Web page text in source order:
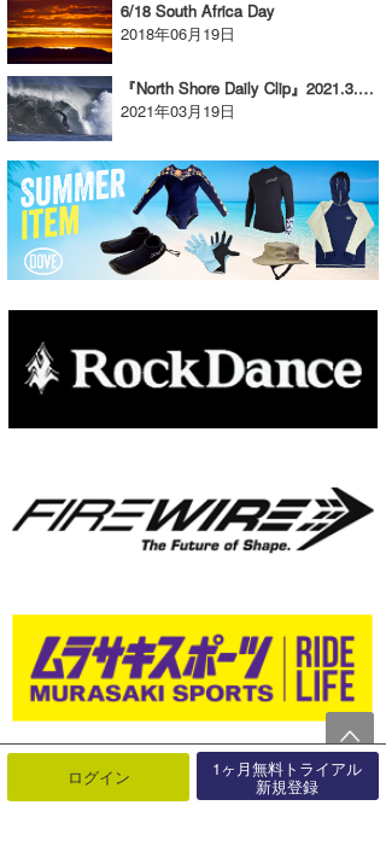
6/18 South Africa Day
2018年06月19日
『North Shore Daily Clip』2021.3.15 @ OTW
2021年03月19日
ログイン 1ヶ月無料トライアル
新規登録